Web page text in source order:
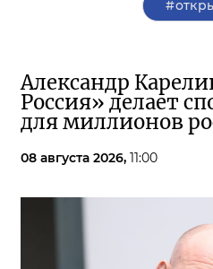
Александр
Россия» делает
для миллионов
08 августа 2026, 11:00